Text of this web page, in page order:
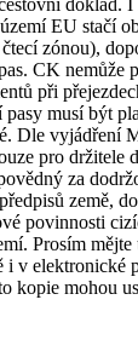
EU stačí
zónou),
CK nemůže
při
musí být
Dle vyjádření
pro držitele
za
země,
povinnosti
Prosím
i v elektronické
kopie mohou